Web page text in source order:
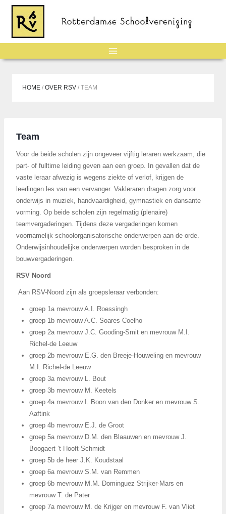
Doorgaan
HOME / OVER RSV / TEAM
Team
Voor de beide scholen zijn ongeveer vijftig leraren werkzaam, die
part- of fulltime leiding geven aan een groep. In gevallen dat de
vaste leraar afwezig is wegens ziekte of verlof, krijgen de
leerlingen les van een vervanger. Vakleraren dragen zorg voor
onderwijs in muziek, handvaardigheid, gymnastiek en dansante
vorming. Op beide scholen zijn regelmatig (plenaire)
teamvergaderingen. Tijdens deze vergaderingen komen
voornamelijk schoolorganisatorische onderwerpen aan de orde.
Onderwijsinhoudelijke onderwerpen worden besproken in de
bouwvergaderingen.
RSV Noord
Aan RSV-Noord zijn als groepsleraar verbonden:
groep 1a mevrouw A.I. Roessingh
groep 1b mevrouw A.C. Soares Coelho
groep 2a mevrouw J.C. Gooding-Smit en mevrouw M.I.
Richel-de Leeuw
groep 2b mevrouw E.G. den Breeje-Houweling en mevrouw
M.I. Richel-de Leeuw
groep 3a mevrouw L. Bout
groep 3b mevrouw M. Keetels
groep 4a mevrouw I. Boon van den Donker en mevrouw S.
Aaftink
groep 4b mevrouw E.J. de Groot
groep 5a mevrouw D.M. den Blaauwen en mevrouw J.
Boogaert ’t Hooft-Schmidt
groep 5b de heer J.K. Koudstaal
groep 6a mevrouw S.M. van Remmen
groep 6b mevrouw M.M. Dominguez Strijker-Mars en
mevrouw T. de Pater
groep 7a mevrouw M. de Krijger en mevrouw F. van Vliet